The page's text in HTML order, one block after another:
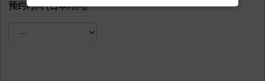
预约时间 (日本时间)